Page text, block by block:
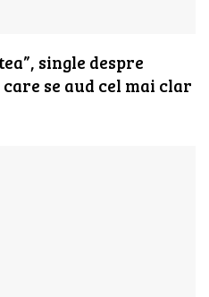
single despre
se aud cel mai clar